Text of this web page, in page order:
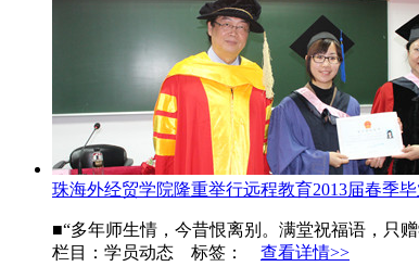
珠海外经贸学院隆重举行远程教育2013届春季
■“多年师生情，今昔恨离别。满堂祝福语，只
栏目：学员动态 标签： 查看详情>>